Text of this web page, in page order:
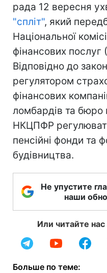
рада 12 вересня
"спліт", який
Національної
фінансових
Відповідно до
регулятором
фінансових
ломбардів та бюро
НКЦПФР
пенсійні фонди та
будівництва.
Не упустите
наши
Или читайте
Больше по теме: